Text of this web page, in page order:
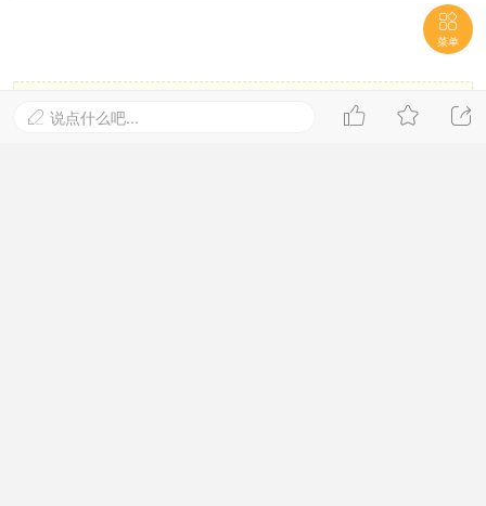

菜单



 说点什么吧...